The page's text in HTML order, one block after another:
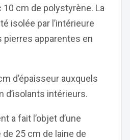
10 cm de polystyrène. La
isolée par l’intérieure
pierres apparentes en
d’épaisseur auxquels
d’isolants intérieurs.
a fait l’objet d’une
25 cm de laine de